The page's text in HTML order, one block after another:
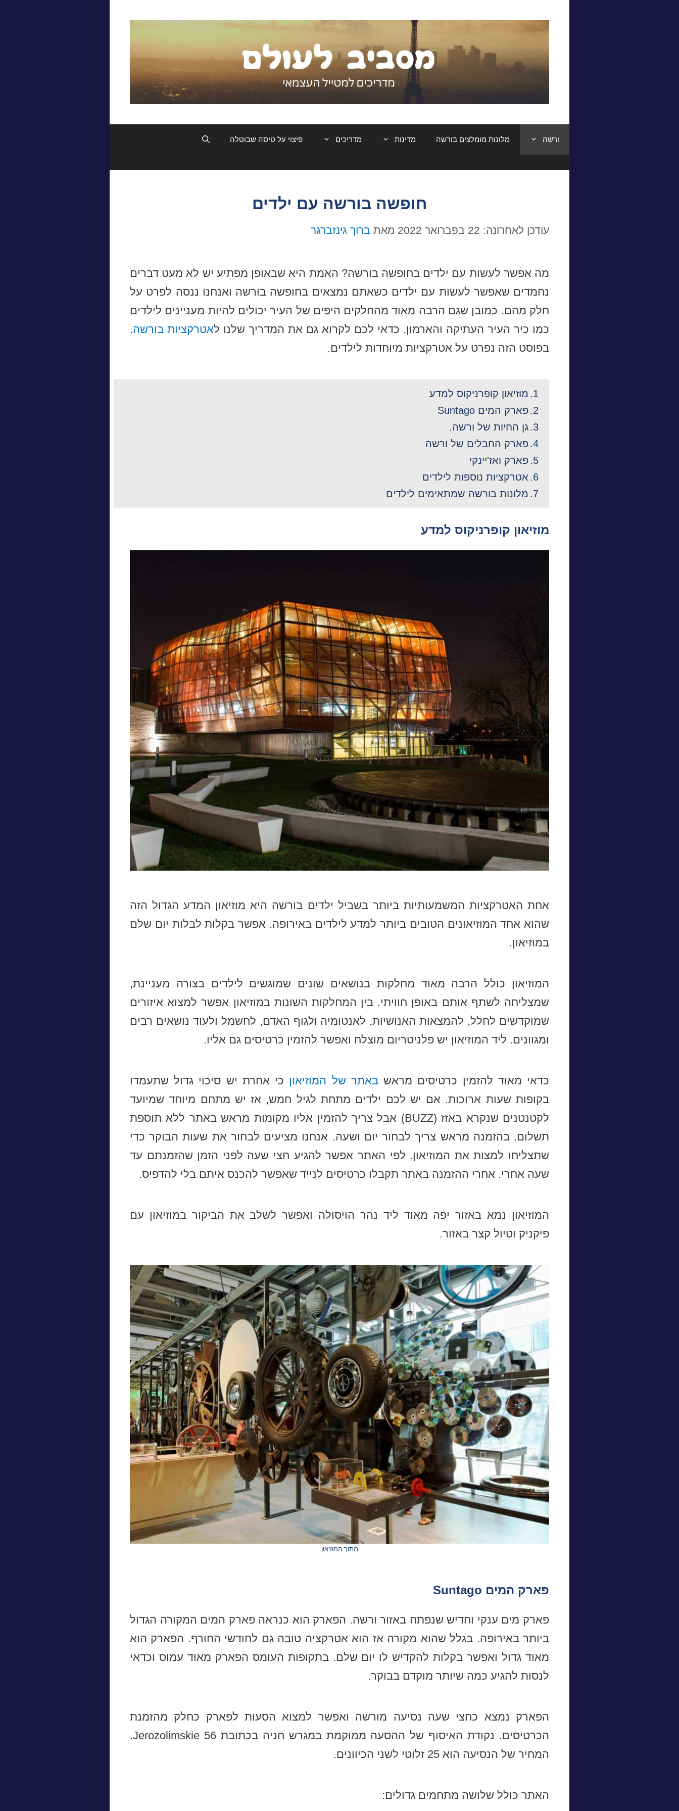
ורשה מלונות מומלצים בורשה מדינות מדריכים פיצוי על טיסה שבוטלה
חופשה בורשה עם ילדים
עודכן לאחרונה: 22 בפברואר 2022 מאת ברוך גינזברגר
מה אפשר לעשות עם ילדים בחופשה בורשה? האמת היא שבאופן מפתיע יש לא מעט דברים
נחמדים שאפשר לעשות עם ילדים כשאתם נמצאים בחופשה בורשה ואנחנו ננסה לפרט על
חלק מהם. כמובן שגם הרבה מאוד מהחלקים היפים של העיר יכולים להיות מעניינים לילדים
כמו כיר העיר העתיקה והארמון. כדאי לכם לקרוא גם את המדריך שלנו לאטרקציות בורשה.
בפוסט הזה נפרט על אטרקציות מיוחדות לילדים.
מוזיאון קופרניקוס למדע
פארק המים Suntago
גן החיות של ורשה.
פארק החבלים של ורשה
פארק ואז'יינקי
אטרקציות נוספות לילדים
מלונות בורשה שמתאימים לילדים
מוזיאון קופרניקוס למדע
אחת האטרקציות המשמעותיות ביותר בשביל ילדים בורשה היא מוזיאון המדע הגדול הזה
שהוא אחד המוזיאונים הטובים ביותר למדע לילדים באירופה. אפשר בקלות לבלות יום שלם
במוזיאון.
המוזיאון כולל הרבה מאוד מחלקות בנושאים שונים שמוגשים לילדים בצורה מעניינת,
שמצליחה לשתף אותם באופן חוויתי. בין המחלקות השונות במוזיאון אפשר למצוא איזורים
שמוקדשים לחלל, להמצאות האנושיות, לאנטומיה ולגוף האדם, לחשמל ולעוד נושאים רבים
ומגוונים. ליד המוזיאון יש פלניטריום מוצלח ואפשר להזמין כרטיסים גם אליו.
כדאי מאוד להזמין כרטיסים מראשבאתר של המוזיאון כי אחרת יש סיכוי גדול שתעמדו
בקופות שעות ארוכות. אם יש לכם ילדים מתחת לגיל חמש, אז יש מתחם מיוחד שמיועד
לקטנטנים שנקרא באזז (BUZZ) אבל צריך להזמין אליו מקומות מראש באתר ללא תוספת
תשלום. בהזמנה מראש צריך לבחור יום ושעה. אנחנו מציעים לבחור את שעות הבוקר כדי
שתצליחו למצות את המוזיאון. לפי האתר אפשר להגיע חצי שעה לפני הזמן שהזמנתם עד
שעה אחרי. אחרי ההזמנה באתר תקבלו כרטיסים לנייד שאפשר להכנס איתם בלי להדפיס.
המוזיאון נמא באזור יפה מאוד ליד נהר הויסולה ואפשר לשלב את הביקור במוזיאון עם
פיקניק וטיול קצר באזור.
מתוך המוזיאון
פארק המים Suntago
פארק מים ענקי וחדיש שנפתח באזור ורשה. הפארק הוא כנראה פארק המים המקורה הגדול
ביותר באירופה. בגלל שהוא מקורה אז הוא אטרקציה טובה גם לחודשי החורף. הפארק הוא
מאוד גדול ואפשר בקלות להקדיש לו יום שלם. בתקופות העומס הפארק מאוד עמוס וכדאי
לנסות להגיע כמה שיותר מוקדם בבוקר.
הפארק נמצא כחצי שעה נסיעה מורשה ואפשר למצוא הסעות לפארק כחלק מהזמנת
הכרטיסים. נקודת האיסוף של ההסעה ממוקמת במגרש חניה בכתובת Jerozolimskie 56.
המחיר של הנסיעה הוא 25 זלוטי לשני הכיוונים.
האתר כולל שלושה מתחמים גדולים: